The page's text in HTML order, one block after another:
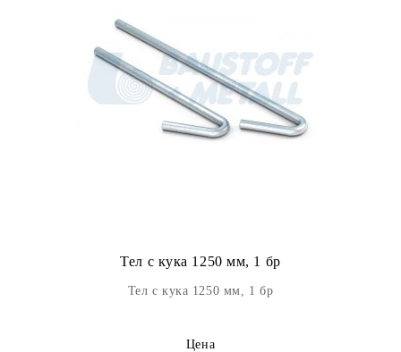
Тел с кука 1250 мм, 1 бр
Тел с кука 1250 мм, 1 бр
Цена